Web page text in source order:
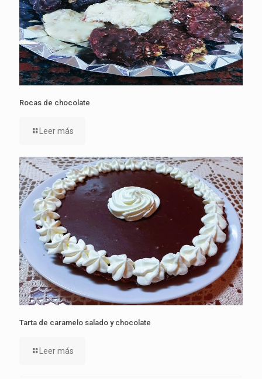
Rocas de chocolate
Leer más
Tarta de caramelo salado y chocolate
Leer más